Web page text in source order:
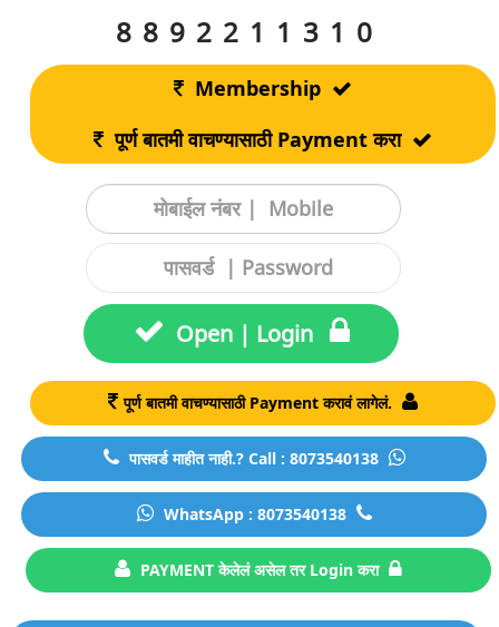
8892211310
Membership
पूर्ण बातमी वाचण्यासाठी Payment करा
Open | Login
पूर्ण बातमी वाचण्यासाठी Payment करावं लागेलं.
पासवर्ड माहीत नाही.? Call : 8073540138
WhatsApp : 8073540138
PAYMENT केलेलं असेल तर Login करा